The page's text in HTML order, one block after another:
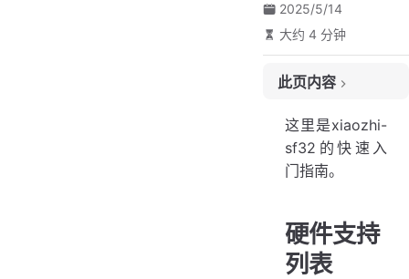
2025/5/14
大约 4 分钟
此页内容
固件下载及烧录
蓝牙使用注意事项
开始使用
这里是xiaozhi-
sf32的快速入
门指南。
硬件支持
列表